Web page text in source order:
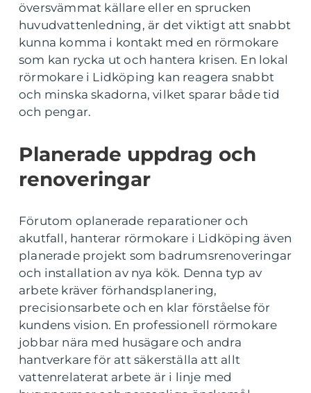
översvämmat källare eller en sprucken
huvudvattenledning, är det viktigt att snabbt
kunna komma i kontakt med en rörmokare
som kan rycka ut och hantera krisen. En lokal
rörmokare i Lidköping kan reagera snabbt
och minska skadorna, vilket sparar både tid
och pengar.
Planerade uppdrag och
renoveringar
Förutom oplanerade reparationer och
akutfall, hanterar rörmokare i Lidköping även
planerade projekt som badrumsrenoveringar
och installation av nya kök. Denna typ av
arbete kräver förhandsplanering,
precisionsarbete och en klar förståelse för
kundens vision. En professionell rörmokare
jobbar nära med husägare och andra
hantverkare för att säkerställa att allt
vattenrelaterat arbete är i linje med